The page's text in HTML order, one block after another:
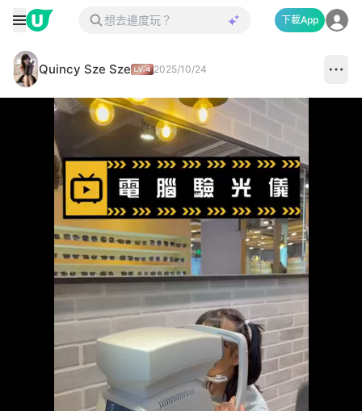
下載App
Quincy Sze Sze 2025/10/24